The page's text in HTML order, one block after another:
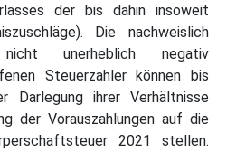
der bis dahin insoweit
Die nachweislich
unerheblich negativ
Steuerzahler können bis
Darlegung ihrer Verhältnisse
der Vorauszahlungen auf die
2021 stellen.